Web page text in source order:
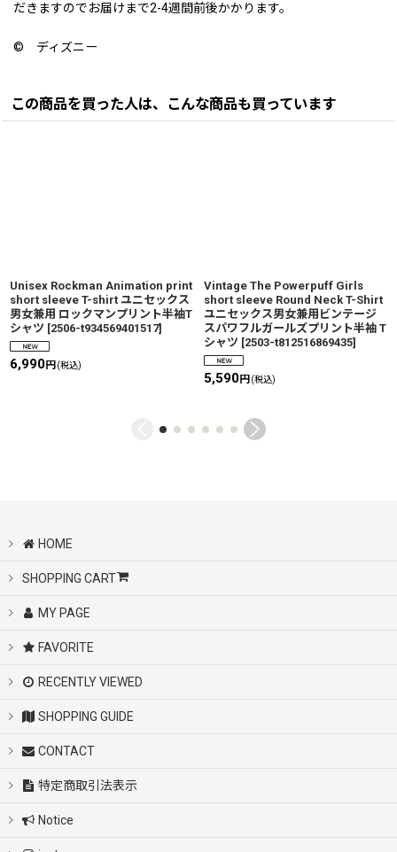
だきますのでお届けまで2-4週間前後かかります。
© ディズニー
この商品を買った人は、こんな商品も買っています
Unisex Rockman Animation print
short sleeve T-shirt ユニセックス
男女兼用 ロックマンプリント半袖T
シャツ [2506-t934569401517]
6,990円 (税込)
Vintage The Powerpuff Girls
short sleeve Round Neck T-Shirt
ユニセックス男女兼用ビンテージ
スパワフルガールズプリント半袖 T
シャツ [2503-t812516869435]
5,590円 (税込)
HOME
SHOPPING CART
MY PAGE
FAVORITE
RECENTLY VIEWED
SHOPPING GUIDE
CONTACT
特定商取引法表示
Notice